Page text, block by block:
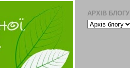
АРХІВ БЛОГУ